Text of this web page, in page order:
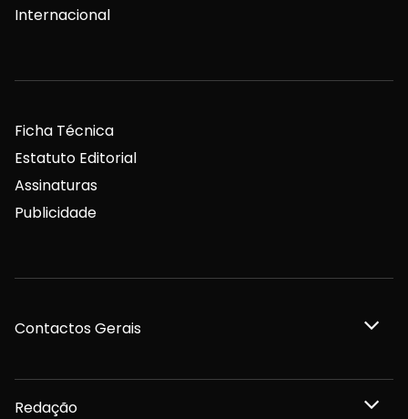
Internacional
Ficha Técnica
Estatuto Editorial
Assinaturas
Publicidade
Contactos Gerais
Redação